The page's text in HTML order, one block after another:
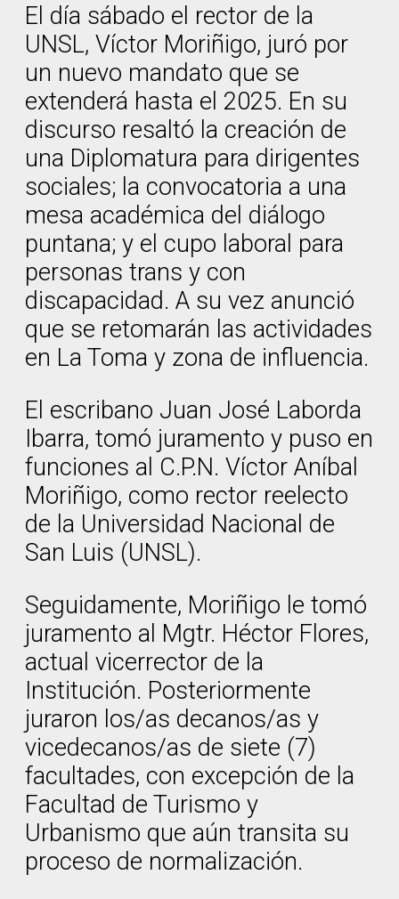
El día sábado el rector de la
UNSL, Víctor Moriñigo, juró por
un nuevo mandato que se
extenderá hasta el 2025. En su
discurso resaltó la creación de
una Diplomatura para dirigentes
sociales; la convocatoria a una
mesa académica del diálogo
puntana; y el cupo laboral para
personas trans y con
discapacidad. A su vez anunció
que se retomarán las actividades
en La Toma y zona de influencia.
El escribano Juan José Laborda
Ibarra, tomó juramento y puso en
funciones al C.P.N. Víctor Aníbal
Moriñigo, como rector reelecto
de la Universidad Nacional de
San Luis (UNSL).
Seguidamente, Moriñigo le tomó
juramento al Mgtr. Héctor Flores,
actual vicerrector de la
Institución. Posteriormente
juraron los/as decanos/as y
vicedecanos/as de siete (7)
facultades, con excepción de la
Facultad de Turismo y
Urbanismo que aún transita su
proceso de normalización.